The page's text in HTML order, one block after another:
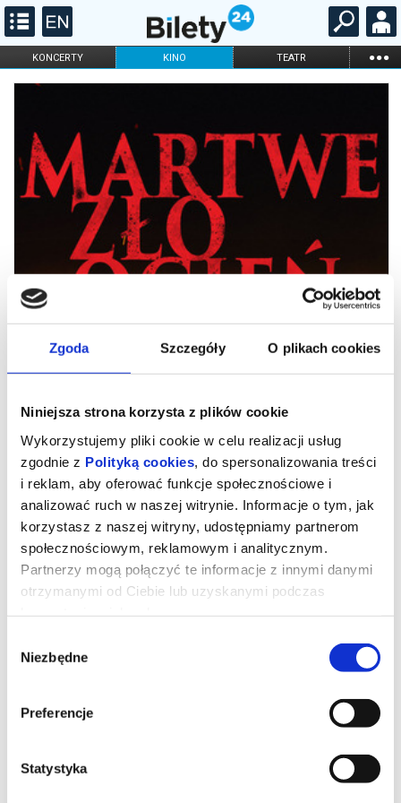
Zgoda Szczegóły O plikach cookies
Niniejsza strona korzysta z plików cookie
Wykorzystujemy pliki cookie w celu realizacji usług
zgodnie z Polityką cookies , do spersonalizowania treści
i reklam, aby oferować funkcje społecznościowe i
analizować ruch w naszej witrynie. Informacje o tym, jak
korzystasz z naszej witryny, udostępniamy partnerom
społecznościowym, reklamowym i analitycznym.
Partnerzy mogą połączyć te informacje z innymi danymi
otrzymanymi od Ciebie lub uzyskanymi podczas
zgody
Niezbędne
Preferencje
Statystyka
KONCERTY KINO TEATR ...
FILHARMONIA OPERA I BALET
że przysięgi, złożone za życia, trwają nada po śmierci.